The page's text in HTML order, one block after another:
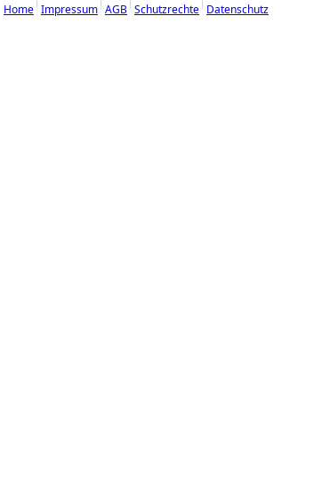
Home Impressum AGB Schutzrechte Datenschutz